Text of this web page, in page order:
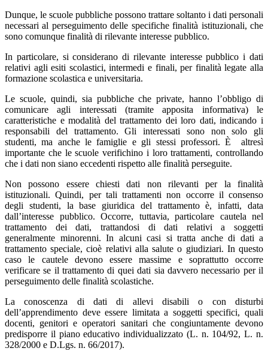
Dunque, le scuole pubbliche possono trattare soltanto i dati personali
necessari al perseguimento delle specifiche finalità istituzionali, che
sono comunque finalità di rilevante interesse pubblico.
In particolare, si considerano di rilevante interesse pubblico i dati
relativi agli esiti scolastici, intermedi e finali, per finalità legate alla
formazione scolastica e universitaria.
Le scuole, quindi, sia pubbliche che private, hanno l’obbligo di
comunicare agli interessati (tramite apposita informativa) le
caratteristiche e modalità del trattamento dei loro dati, indicando i
responsabili del trattamento. Gli interessati sono non solo gli
studenti, ma anche le famiglie e gli stessi professori. È altresì
importante che le scuole verifichino i loro trattamenti, controllando
che i dati non siano eccedenti rispetto alle finalità perseguite.
Non possono essere chiesti dati non rilevanti per la finalità
istituzionali. Quindi, per tali trattamenti non occorre il consenso
degli studenti, la base giuridica del trattamento è, infatti, data
dall’interesse pubblico. Occorre, tuttavia, particolare cautela nel
trattamento dei dati, trattandosi di dati relativi a soggetti
generalmente minorenni. In alcuni casi si tratta anche di dati a
trattamento speciale, cioè relativi alla salute o giudiziari. In questo
caso le cautele devono essere massime e soprattutto occorre
verificare se il trattamento di quei dati sia davvero necessario per il
perseguimento delle finalità scolastiche.
La conoscenza di dati di allevi disabili o con disturbi
dell’apprendimento deve essere limitata a soggetti specifici, quali
docenti, genitori e operatori sanitari che congiuntamente devono
predisporre il piano educativo individualizzato (L. n. 104/92, L. n.
328/2000 e D.Lgs. n. 66/2017).